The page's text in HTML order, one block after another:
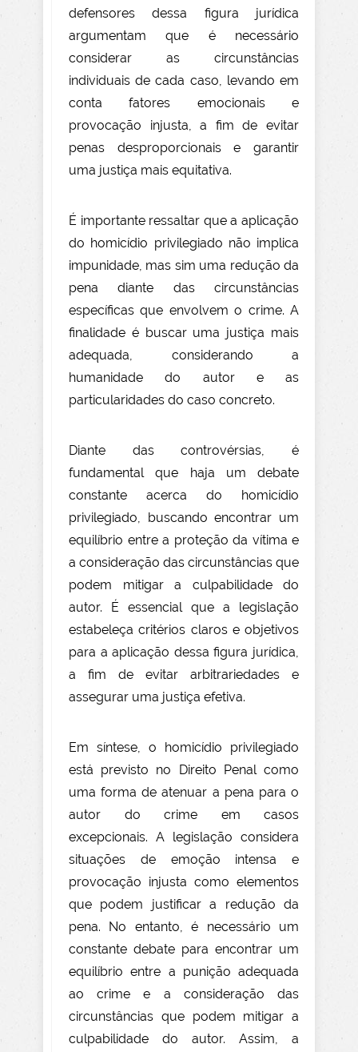
defensores dessa figura jurídica
argumentam que é necessário
considerar as circunstâncias
individuais de cada caso, levando em
conta fatores emocionais e
provocação injusta, a fim de evitar
penas desproporcionais e garantir
uma justiça mais equitativa.
É importante ressaltar que a aplicação
do homicídio privilegiado não implica
impunidade, mas sim uma redução da
pena diante das circunstâncias
específicas que envolvem o crime. A
finalidade é buscar uma justiça mais
adequada, considerando a
humanidade do autor e as
particularidades do caso concreto.
Diante das controvérsias, é
fundamental que haja um debate
constante acerca do homicídio
privilegiado, buscando encontrar um
equilíbrio entre a proteção da vítima e
a consideração das circunstâncias que
podem mitigar a culpabilidade do
autor. É essencial que a legislação
estabeleça critérios claros e objetivos
para a aplicação dessa figura jurídica,
a fim de evitar arbitrariedades e
assegurar uma justiça efetiva.
Em síntese, o homicídio privilegiado
está previsto no Direito Penal como
uma forma de atenuar a pena para o
autor do crime em casos
excepcionais. A legislação considera
situações de emoção intensa e
provocação injusta como elementos
que podem justificar a redução da
pena. No entanto, é necessário um
constante debate para encontrar um
equilíbrio entre a punição adequada
ao crime e a consideração das
circunstâncias que podem mitigar a
culpabilidade do autor. Assim, a